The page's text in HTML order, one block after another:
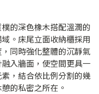
的深色橡木搭配溫潤的
。床尾立面收納櫃採用
同時強化整體的沉靜氣
入牆面，使空間更具一
，結合依比例分割的幾
的私密之所在。